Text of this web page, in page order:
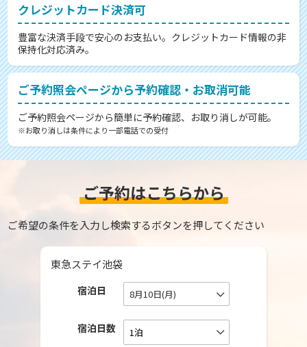
クレジットカード決済可
豊富な決済手段で安心のお支払い。クレジットカード情報の非
保持化対応済み。
ご予約照会ページから予約確認・お取消可能
ご予約照会ページから簡単に予約確認、お取り消しが可能。
※お取り消しは条件により一部電話での受付
ご予約はこちらから
ご希望の条件を入力し検索するボタンを押してください
東急ステイ池袋
宿泊日 8月10日(月)
宿泊日数